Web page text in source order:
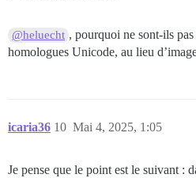
@heluecht , pourquoi ne sont-ils
homologues Unicode, au lieu
icaria36 Mai 4, 2025, 1:05
10
Je pense que le point est le suivant :